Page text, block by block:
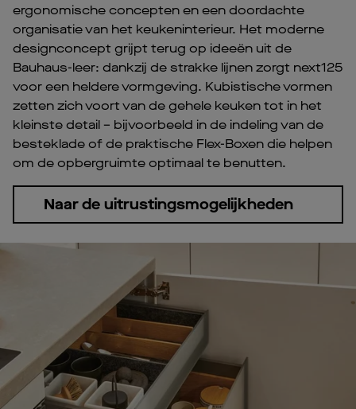
ergonomische concepten en een doordachte
organisatie van het keukeninterieur. Het moderne
designconcept grijpt terug op ideeën uit de
Bauhaus-leer: dankzij de strakke lijnen zorgt next125
voor een heldere vormgeving. Kubistische vormen
zetten zich voort van de gehele keuken tot in het
kleinste detail – bijvoorbeeld in de indeling van de
besteklade of de praktische Flex-Boxen die helpen
om de opbergruimte optimaal te benutten.
Naar de uitrustingsmogelijkheden